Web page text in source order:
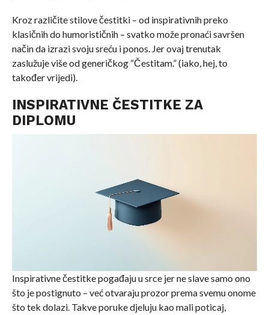
Kroz različite stilove čestitki – od inspirativnih preko
klasičnih do humorističnih – svatko može pronaći savršen
način da izrazi svoju sreću i ponos. Jer ovaj trenutak
zaslužuje više od generičkog “Čestitam.” (iako, hej, to
također vrijedi).
INSPIRATIVNE ČESTITKE ZA
DIPLOMU
Inspirativne čestitke pogađaju u srce jer ne slave samo ono
što je postignuto – već otvaraju prozor prema svemu onome
što tek dolazi. Takve poruke djeluju kao mali poticaj,